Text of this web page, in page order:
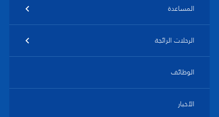
المساعدة
الرحلات الرائجة
الوظائف
الأخبار